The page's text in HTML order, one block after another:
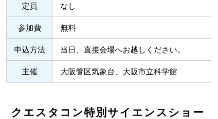
定員 なし
参加費 無料
申込方法 当日、直接会場へお越しください。
主催 大阪管区気象台、大阪市立科学館
クエスタコン特別サイエンスショー